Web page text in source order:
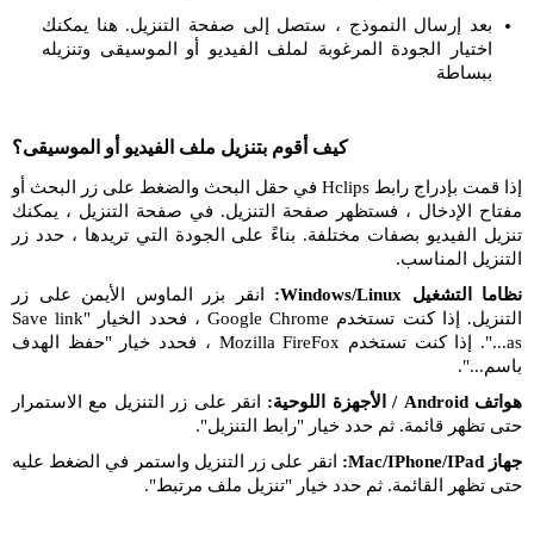
بعد إرسال النموذج ، ستصل إلى صفحة التنزيل. هنا يمكنك
اختيار الجودة المرغوبة لملف الفيديو أو الموسيقى وتنزيله
ببساطة
كيف أقوم بتنزيل ملف الفيديو أو الموسيقى؟
إذا قمت بإدراج رابط Hclips في حقل البحث والضغط على زر البحث أو
مفتاح الإدخال ، فستظهر صفحة التنزيل. في صفحة التنزيل ، يمكنك
تنزيل الفيديو بصفات مختلفة. بناءً على الجودة التي تريدها ، حدد زر
التنزيل المناسب.
نظاما التشغيل Windows/Linux:
انقر بزر الماوس الأيمن على زر
التنزيل. إذا كنت تستخدم Google Chrome ، فحدد الخيار "Save link
as...". إذا كنت تستخدم Mozilla FireFox ، فحدد خيار "حفظ الهدف
باسم...".
هواتف Android / الأجهزة اللوحية:
انقر على زر التنزيل مع الاستمرار
حتى تظهر قائمة. ثم حدد خيار "رابط التنزيل".
جهاز Mac/IPhone/IPad:
انقر على زر التنزيل واستمر في الضغط عليه
حتى تظهر القائمة. ثم حدد خيار "تنزيل ملف مرتبط".